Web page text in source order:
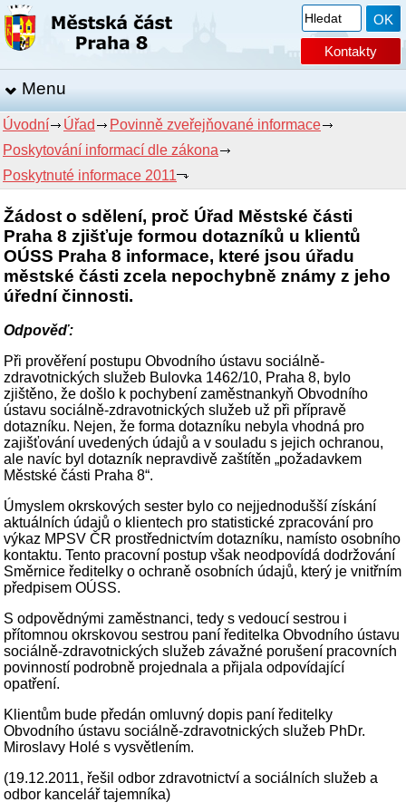
Kontakty
Menu
Úvodní Úřad
Povinně zveřejňované informace
Poskytování informací dle zákona
Poskytnuté informace 2011
Žádost o sdělení, proč Úřad Městské části
Praha 8 zjišťuje formou dotazníků u klientů
OÚSS Praha 8 informace, které jsou úřadu
městské části zcela nepochybně známy z jeho
úřední činnosti.
Odpověď:
Při prověření postupu Obvodního ústavu sociálně-
zdravotnických služeb Bulovka 1462/10, Praha 8, bylo
zjištěno, že došlo k pochybení zaměstnankyň Obvodního
ústavu sociálně-zdravotnických služeb už při přípravě
dotazníku. Nejen, že forma dotazníku nebyla vhodná pro
zajišťování uvedených údajů a v souladu s jejich ochranou,
ale navíc byl dotazník nepravdivě zaštítěn „požadavkem
Městské části Praha 8“.
Úmyslem okrskových sester bylo co nejjednodušší získání
aktuálních údajů o klientech pro statistické zpracování pro
výkaz MPSV ČR prostřednictvím dotazníku, namísto osobního
kontaktu. Tento pracovní postup však neodpovídá dodržování
Směrnice ředitelky o ochraně osobních údajů, který je vnitřním
předpisem OÚSS.
S odpovědnými zaměstnanci, tedy s vedoucí sestrou i
přítomnou okrskovou sestrou paní ředitelka Obvodního ústavu
sociálně-zdravotnických služeb závažné porušení pracovních
povinností podrobně projednala a přijala odpovídající
opatření.
Klientům bude předán omluvný dopis paní ředitelky
Obvodního ústavu sociálně-zdravotnických služeb PhDr.
Miroslavy Holé s vysvětlením.
(19.12.2011, řešil odbor zdravotnictví a sociálních služeb a
odbor kancelář tajemníka)